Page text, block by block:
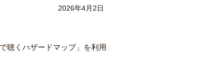
2026年4月2日
聴くハザードマップ」を利用